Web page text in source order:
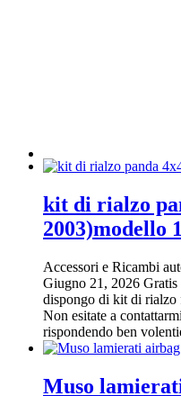
kit di rialzo
2003)modello
Accessori e Ricambi
Giugno 21, 2026 Gratis
dispongo di kit di rialzo
Non esitate a
rispondendo ben
Muso